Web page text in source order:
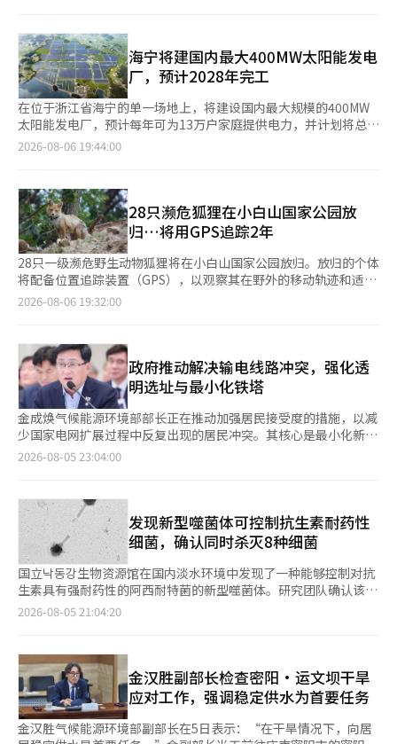
支持在海宁建设的国家农食品气候变化应对中心的尽快建设和顺利
运营。 名郡长表示：“频繁的极端气候对农业和渔业造成了最大
的冲击，国家农食品气候变化应对中心应尽早投入运营，作为气候
变化应对的控制塔，进行国家层面的应对组织。” 国家农食品气
候变化应对中心计划于今年下半年开工，预计在2029年上半年完
工，因应气候变化的紧迫性，该项目的推进速度快于其他公募项
目。该中心将作为气候变化应对国家战略的制定、气候变化影响预
测及应对技术开发等的核心机构，专责我国农食品领域的气候变化
现场造成了最大的危机，中心要发挥控制塔的作用，必须积极建议
国家农食品部下属的国家农食品气候应对总部拥有政策总控的地
位。” 与此相关，4日由国会议员林美爱代表提案，13名国会议员
共同提案的《农业农村气候危机应对及碳中和实施法案》已提交。
法案内容包括设立隶属于农食品部的“国家农食品气候应对总
部”，负责相关政策的总体协调，未来计划将总部设在该中心，以
便将气候变化应对研究、技术开发功能与政策总控功能整合在一
起。 随后，名郡长拜访国土交通部，请求在完道（经过海宁）至
请求将与高速公路相连的国道18号线海宁松云交叉口至康津桂罗交
叉口的四车道扩建与高速公路建设一并推进。 在拜访气候能源环
境部时，名郡长建议将计划在海宁建设的绿色融合集群和碳中和教
育中心作为国家项目推进，并全额由国家资金支持。该郡计划将绿
色融合集群打造成气候与环境领域的研发和产业生态系统，成为韩
国碳中和新产业的核心基地，而碳中和教育中心则旨在提升气候危
机应对能力，推广碳中和实践文化，建设成为韩国的代表性教育与
体验空间。 因此，名郡长请求在碳中和和气候危机应对的大框架
建设是提升居民生活质量和确保海宁未来竞争力的必解决课
题。”他还表示：“将持续与中央政府、国会议员朴志源、全南光
州特别市进行协商，尽全力争取国家资金，以确保地方亟待解决的
项目顺利推进。” ※ 本报道经人工智能（AI）系统翻译与编辑。
海宁将建国内最大400MW太阳能发电
厂，预计2028年完工
在位于浙江省海宁的单一场地上，将建设国内最大规模的400MW
太阳能发电厂，预计每年可为13万户家庭提供电力，并计划将总计
1500亿韩元的发电收益回馈给当地社区。气候能源环境部于6日宣
米的闲置土地上建设400MW规模的太阳能发电厂，目标是2028年
完工，其中10MW将作为农业型太阳能与农作物种植并行推进。主
要设备如太阳能模块、太阳能电池和逆变器等将使用国产产品。该
项目旨在利用低效的大规模闲置土地，降低项目成本并降低发电单
价。发电商将建立居民参与和收益共享的机制，让当地居民参与项
目并分享收益。项目期间，预计将有1500亿韩元的发电收益回馈
给当地社区，同时在设计、采购、施工和维护过程中也将扩大地方
企业和居民的参与。预计项目完工后的年发电量为529GWh，足以
使用（RE100）的企业和工业园区，包括SK海力士和太阳能AI国
家计算中心等。该项目是气候部在4日总统工作报告中提出的以可
再生能源为中心的电力供应能力扩展计划之一。政府计划推动大规
模太阳能的普及，同时使用国产设备，降低发电单价，并促进居民
收益共享。气候部部长金成焕表示：“我们将扩大利用闲置土地的
大规模可再生能源普及，降低发电单价，打造地方与产业共同发展
的可再生能源转型模型。”※ 本报道经人工智能（AI）系统翻译与
编辑。
2026-08-06 19:44:00
28只濒危狐狸在小白山国家公园放
归…将用GPS追踪2年
28只一级濒危野生动物狐狸将在小白山国家公园放归。放归的个体
将配备位置追踪装置（GPS），以观察其在野外的移动轨迹和适应
情况，时间约为2年。气候能源环境部下属的国家公园公团于6日上
经过筛选后选择出能够独立生活的狐狸，其中25只为去年出生的1
岁狐狸。这些狐狸在8个月前就被分成6个小组，在自然适应场接受
狩猎技能训练，以便适应野外生活。为了让它们能够分散在小白山
地区，放归前一个月还在4个放归场进行了环境适应的过程。放归
将采用“连放法”，通过打开现有活动设施的出入口，引导狐狸自
行走出，以减少它们在新环境中突然暴露可能带来的压力。公团计
划为所有放归的个体配备GPS，以便在约2年内掌握它们的移动轨
迹。放归初期，将24小时观察它们的移动轨迹，以预防因交通事故
理了放归场周边的非法捕猎工具。公团在放归前一周进行了自我清
理活动，并在前一天对附近村庄的居民进行了呼吁，要求他们自觉
减少非法捕猎工具的使用。小白山位于白头大干生态带的中间地
带，是扩大狐狸栖息范围的重要据点。公团自2012年起在该地区
开展狐狸恢复项目，目前估计有约70只狐狸在此栖息。公团的目标
是在2027年前将小白山地区的狐狸数量增加到100只，并形成3个
以上确认繁殖3代以上的小型种群。国家公园公团理事长周大荣表
示：“此次狐狸放归将成为超越小白山、恢复朝鲜半岛生态系统和
周边的动物交通事故预防和非法捕猎工具的根除活动，以确保狐狸
能够在全国生态系统中扎根。”※ 本报道经人工智能（AI）系统翻
译与编辑。
2026-08-06 19:32:00
政府推动解决输电线路冲突，强化透
明选址与最小化铁塔
金成焕气候能源环境部部长正在推动加强居民接受度的措施，以减
少国家电网扩展过程中反复出现的居民冲突。其核心是最小化新建
铁塔和提高选址过程的透明度。气候部于5日在首尔永登浦区电力
第二次座谈会后，基于与居民代表的面谈和冲突现场访问收集的意
见而制定的。政府计划在进一步收集居民代表和韩国电力公司等的
意见后，最终确定对策。政府首先将引导大型电力需求产业向非首
都圈分散，以减少长距离输电线路的建设需求，并推动将地区生产
的电力在当地消费的“就地生产就地消费”电网体系。正在推进的
国家电网项目将朝着最小化居民负担的方向进行。为此，政府将考
虑共同利用现有输电线路或整合新线路，以最小化新建铁塔，并在
居民密集区域扩大地下化区间。此外，计划在项目初期召开居民说
目前在韩国电力公司内部运行的选址委员会的运作标准也将通过政
府公告进行规范，以加强制度基础。此外，政府将完善制度，确保
根据电网特别法的地方政府支持金优先支持受害地区居民，并制定
居民共生方案，如电网收益等。政府计划在当天座谈会上反映收集
到的意见，经过国家电网扩展实务委员会，最终确定并发布居民接
受度提升方案。金成焕部长表示：“为了能源转型和高科技产业的
2026-08-05 23:04:00
发现新型噬菌体可控制抗生素耐药性
细菌，确认同时杀灭8种细菌
国立낙동강生物资源馆在国内淡水环境中发现了一种能够控制对抗
生素具有强耐药性的阿西耐特菌的新型噬菌体。研究团队确认该噬
菌体能够同时杀灭8种多重耐药阿西耐特菌，期待能成为解决抗生
3676P(A3676P)”。阿西耐特菌广泛分布于河流和湖泊等自然环
境中，部分种类是引发肺炎和脓毒症等医院感染的主要致病菌。尤
其是多重耐药阿西耐特菌鲍曼尼被世界卫生组织(WHO)列为急需开
发新药的病原体之一，其抗生素耐药性问题十分严重。研究团队对
全国河流、湖泊及工厂废水中获取的35个阿西耐特菌株进行了调
2026-08-05 21:04:20
金汉胜副部长检查密阳·运文坝干旱
应对工作，强调稳定供水为首要任务
金汉胜气候能源环境部副部长在5日表示：“在干旱情况下，向居